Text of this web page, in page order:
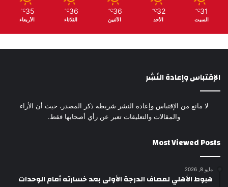
31
℃
السبت
32
℃
الأحد
36
℃
الأثنين
36
℃
الثلاثاء
35
℃
الأربعاء
الإقتباس وإعادة النَشِر
لا مانع من الإقتباس وإعادة النشر شريطة ذكر المصدر، حيث أن الأراء
والمقالات والتعليقات تعبر عن رأي أصحابها فقط.
Most Viewed Posts
مايو 8, 2026
هبوط الأهلي لمصاف الدرجة الأولى بعد خسارته أمام الوحدات